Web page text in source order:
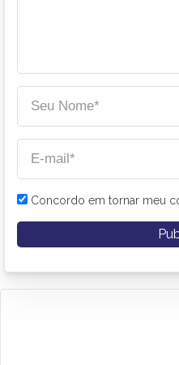
Concordo em tornar meu